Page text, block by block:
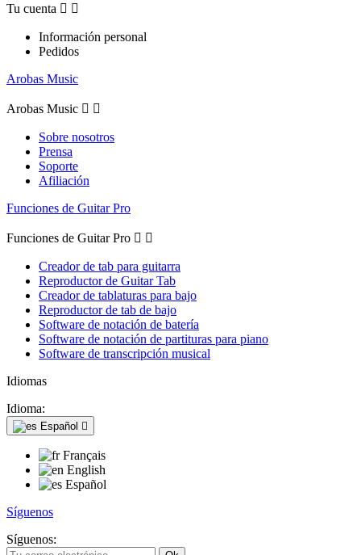
Tu cuenta  
Información personal
Pedidos
Arobas Music
Arobas Music  
Sobre nosotros
Prensa
Soporte
Afiliación
Funciones de Guitar Pro
Funciones de Guitar Pro  
Creador de tab para guitarra
Reproductor de Guitar Tab
Creador de tablaturas para bajo
Reproductor de tab de bajo
Software de notación de batería
Software de notación de partituras para piano
Software de transcripción musical
Idiomas
Idioma:
Español 
Français
English
Español
Síguenos
Síguenos: